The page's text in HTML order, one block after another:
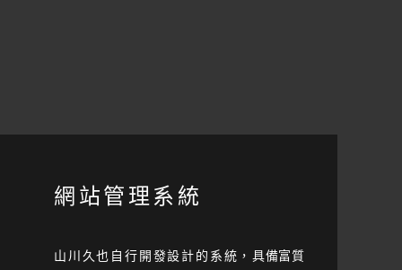
網站管理系統
山川久也自行開發設計的系統，具備富質